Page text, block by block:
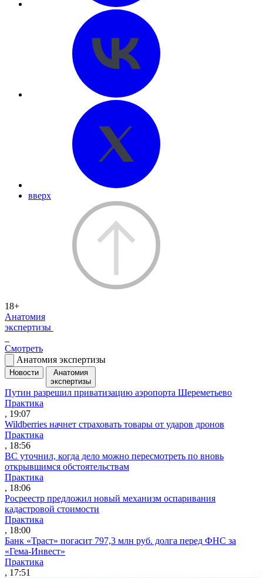
вверх
18+
Анатомия
экспертизы
Смотреть
Анатомия экспертизы
Новости
Анатомия
экспертизы
Путин разрешил приватизацию аэропорта Шереметьево
Практика
, 19:07
Wildberries начнет страховать товары от ударов дронов
Практика
, 18:56
ВС уточнил, когда дело можно пересмотреть по вновь
открывшимся обстоятельствам
Практика
, 18:06
Росреестр предложил новый механизм оспаривания
кадастровой стоимости
Практика
, 18:00
Банк «Траст» погасит 797,3 млн руб. долга перед ФНС за
«Гема-Инвест»
Практика
, 17:51